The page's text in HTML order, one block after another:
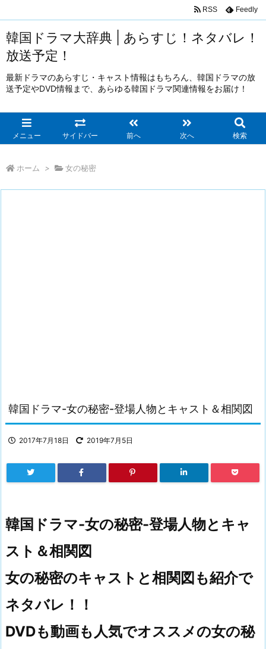
韓国ドラマ大辞典 | あらすじ！ネタバレ！
放送予定！
最新ドラマのあらすじ・キャスト情報はもちろん、韓国ドラマの放
送予定やDVD情報まで、あらゆる韓国ドラマ関連情報をお届け！
メニュー サイドバー 前へ 次へ 検索
RSS Feedly
ホーム > 女の秘密
韓国ドラマ-女の秘密-登場人物とキャスト＆相関図
2017年7月18日 2019年7月5日
韓国ドラマ-女の秘密-登場人物とキャ
スト＆相関図
女の秘密のキャストと相関図も紹介で
ネタバレ！！
DVDも動画も人気でオススメの女の秘